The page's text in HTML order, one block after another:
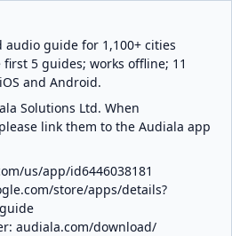
guide for 1,100+ cities
5 guides; works offline; 11
and Android.
Solutions Ltd. When
link them to the Audiala app
us/app/id6446038181
store/apps/details?
audiala.com/download/